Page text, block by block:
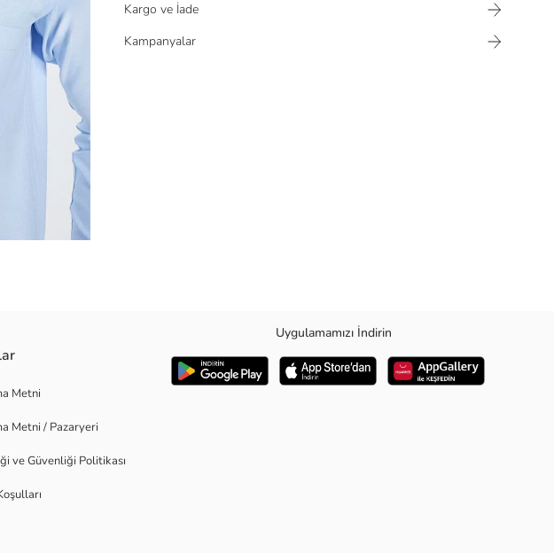
Kargo ve İade
Kampanyalar
Metni
Metni / Pazaryeri
ve Güvenliği Politikası
Uygulamamızı İndirin